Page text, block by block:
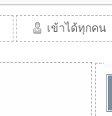
เข้าได้ทุกคน